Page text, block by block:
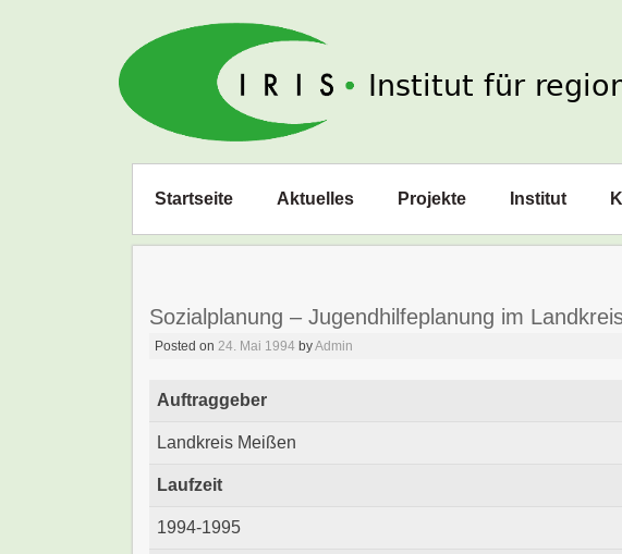
IRIS e. V.
Zum
springen
Startseite Aktuelles Projekte Institut
Sozialplanung – Jugendhilfeplanung im
Posted on 24. Mai 1994 byAdmin
Auftraggeber
Landkreis Meißen
Laufzeit
1994-1995